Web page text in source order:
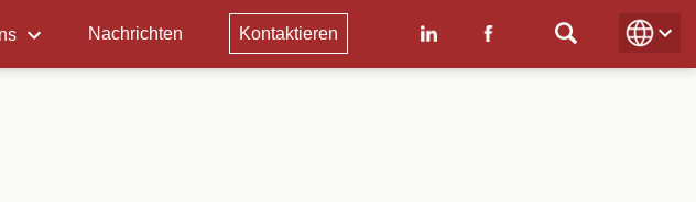
Nachrichten Kontaktieren
DE